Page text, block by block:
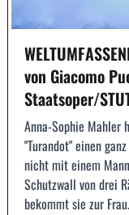
von Giacomo
Staatsoper/
Anna-Sophie Mahler
"Turandot" einen
nicht mit einem
Schutzwall von drei
bekommt sie zur